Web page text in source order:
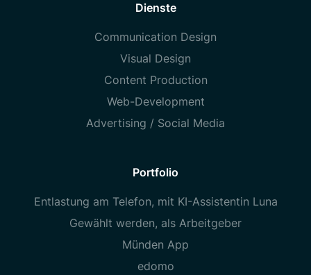
Dienste
Communication Design
Visual Design
Content Production
Web-Development
Advertising / Social Media
Portfolio
Entlastung am Telefon, mit KI-Assistentin Luna
Gewählt werden, als Arbeitgeber
Münden App
edomo